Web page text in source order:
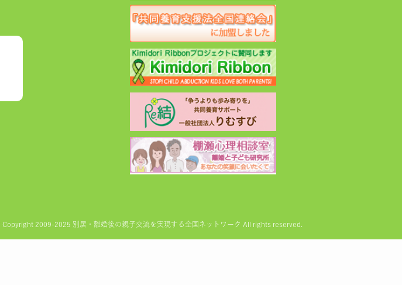
2009-2025 別居・離婚後の親子交流を実現する全国ネットワーク All rights reserved.